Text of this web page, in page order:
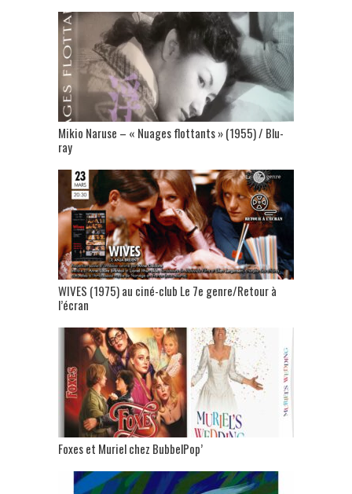
Mikio Naruse – « Nuages flottants » (1955) / Blu-
ray
WIVES (1975) au ciné-club Le 7e genre/Retour à
l’écran
Foxes et Muriel chez BubbelPop’